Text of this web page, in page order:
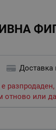
е
отново или